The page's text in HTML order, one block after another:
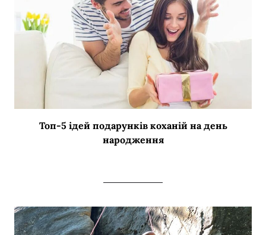
Топ-5 ідей подарунків коханій на день
народження